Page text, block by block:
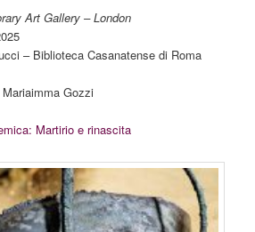
Art Gallery – London
– Biblioteca Casanatense di Roma
Gozzi
Martirio e rinascita